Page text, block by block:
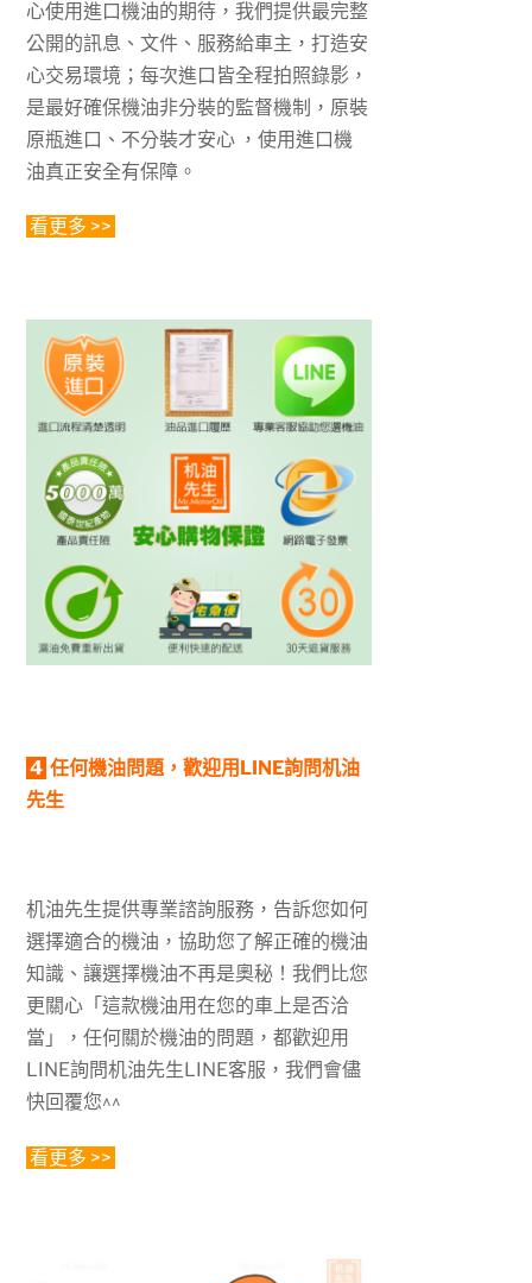
心使用進口機油的期待，我們提供最完整
公開的訊息、文件、服務給車主，打造安
心交易環境；每次進口皆全程拍照錄影，
是最好確保機油非分裝的監督機制，原裝
原瓶進口、不分裝才安心 ，使用進口機
油真正安全有保障。
看更多 >>
4 任何機油問題，歡迎用LINE詢問机油
先生
机油先生提供專業諮詢服務，告訴您如何
選擇適合的機油，協助您了解正確的機油
知識、讓選擇機油不再是奧秘！我們比您
更關心「這款機油用在您的車上是否洽
當」，任何關於機油的問題，都歡迎用
LINE詢問机油先生LINE客服，我們會儘
快回覆您^^
看更多 >>